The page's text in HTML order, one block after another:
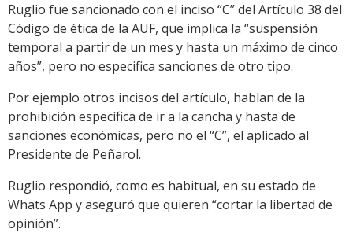
Ruglio fue sancionado con el inciso “C” del Artículo 38 del
Código de ética de la AUF, que implica la “suspensión
temporal a partir de un mes y hasta un máximo de cinco
años”, pero no especifica sanciones de otro tipo.
Por ejemplo otros incisos del artículo, hablan de la
prohibición específica de ir a la cancha y hasta de
sanciones económicas, pero no el “C”, el aplicado al
Presidente de Peñarol.
Ruglio respondió, como es habitual, en su estado de
Whats App y aseguró que quieren “cortar la libertad de
opinión”.